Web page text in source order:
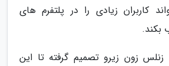
کاربران زیادی را در پلتفرم های
بکند.
زون زیرو تصمیم گرفته تا این